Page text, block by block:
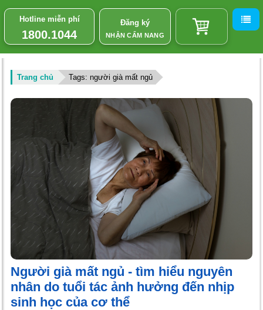
Hotline miễn phí
1800.1044
Đăng ký
NHẬN CẨM NANG
Trang chủ Tags: người già mất ngủ
Người già mất ngủ - tìm hiểu nguyên
nhân do tuổi tác ảnh hưởng đến nhịp
sinh học của cơ thể